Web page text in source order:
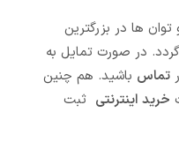
ها در بزرگترین
در صورت تمایل به
تماس باشید. هم چنین
خرید اینترنتی ثبت